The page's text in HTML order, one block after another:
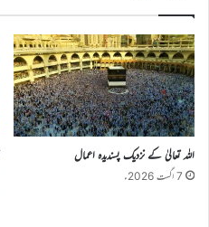
اللہ تعالیٰ کے نزدیک پسندیدہ اعمال
7 اگست 2026ء